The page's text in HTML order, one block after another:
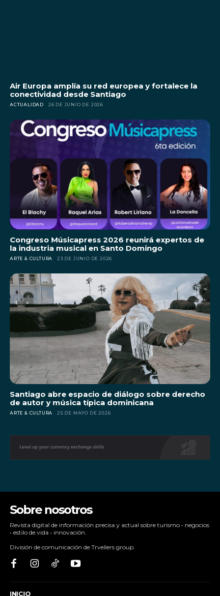
Air Europa amplía su red europea y fortalece la
conectividad desde Santiago
ACTUALIDAD 26 DE JUNIO DE 2026
Congreso Músicapress 2026 reunirá expertos de
la industria musical en Santo Domingo
ARTE & CULTURA 23 DE JUNIO DE 2026
Santiago abre espacio de diálogo sobre derecho
de autor y música típica dominicana
ARTE & CULTURA 25 DE MAYO DE 2026
Sobre nosotros
Revista digital de información precisa y actual sobre turismo • negocios
• estilo de vida • innovación.
División de comunicación de Trvellers group.
INICIO